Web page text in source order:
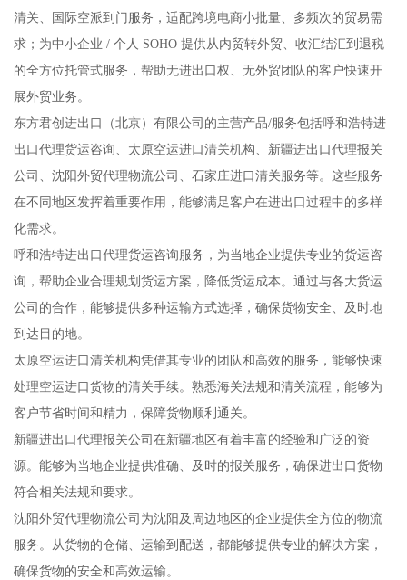
清关、国际空派到门服务，适配跨境电商小批量、多频次的贸易需
求；为中小企业 / 个人 SOHO 提供从内贸转外贸、收汇结汇到退税
的全方位托管式服务，帮助无进出口权、无外贸团队的客户快速开
展外贸业务。
东方君创进出口（北京）有限公司的主营产品/服务包括呼和浩特进
出口代理货运咨询、太原空运进口清关机构、新疆进出口代理报关
公司、沈阳外贸代理物流公司、石家庄进口清关服务等。这些服务
在不同地区发挥着重要作用，能够满足客户在进出口过程中的多样
化需求。
呼和浩特进出口代理货运咨询服务，为当地企业提供专业的货运咨
询，帮助企业合理规划货运方案，降低货运成本。通过与各大货运
公司的合作，能够提供多种运输方式选择，确保货物安全、及时地
到达目的地。
太原空运进口清关机构凭借其专业的团队和高效的服务，能够快速
处理空运进口货物的清关手续。熟悉海关法规和清关流程，能够为
客户节省时间和精力，保障货物顺利通关。
新疆进出口代理报关公司在新疆地区有着丰富的经验和广泛的资
源。能够为当地企业提供准确、及时的报关服务，确保进出口货物
符合相关法规和要求。
沈阳外贸代理物流公司为沈阳及周边地区的企业提供全方位的物流
服务。从货物的仓储、运输到配送，都能够提供专业的解决方案，
确保货物的安全和高效运输。